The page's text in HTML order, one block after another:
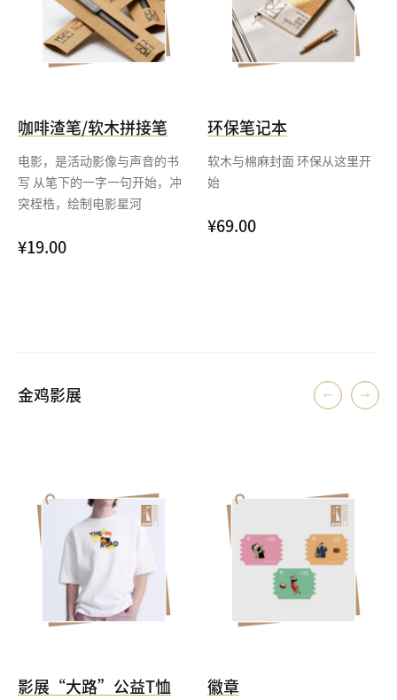
咖啡渣笔/软木拼接笔
电影，是活动影像与声音的书
写 从笔下的一字一句开始，冲
突桎梏，绘制电影星河
¥19.00
环保笔记本
软木与棉麻封面 环保从这里开
始
¥69.00
金鸡影展
影展“大路”公益T恤 徽章